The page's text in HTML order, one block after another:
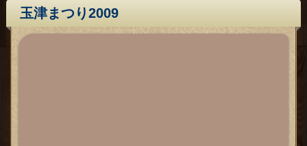
玉津まつり2009